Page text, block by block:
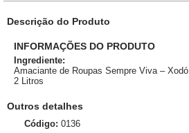
Descrição do Produto
INFORMAÇÕES DO PRODUTO
Ingrediente:
Amaciante de Roupas Sempre Viva – Xodó
2 Litros
Outros detalhes
Código: 0136